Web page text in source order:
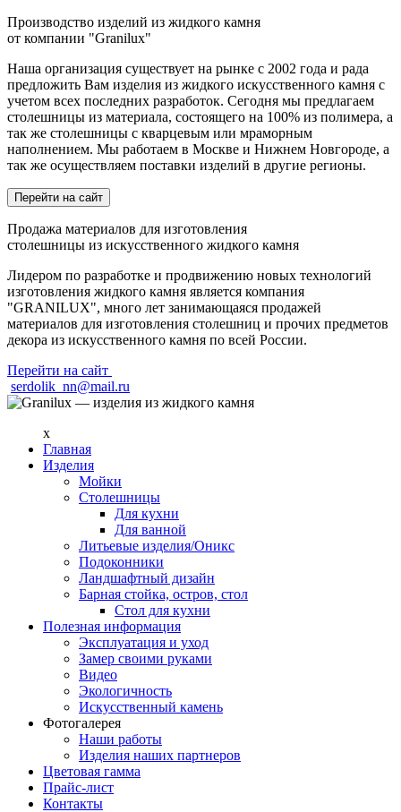
Производство изделий из жидкого камня
от компании "Granilux"
Наша организация существует на рынке с 2002 года и рада
предложить Вам изделия из жидкого искусственного камня с
учетом всех последних разработок. Сегодня мы предлагаем
столешницы из материала, состоящего на 100% из полимера, а
так же столешницы с кварцевым или мраморным
наполнением. Мы работаем в Москве и Нижнем Новгороде, а
так же осуществляем поставки изделий в другие регионы.
Перейти на сайт
Продажа материалов для изготовления
столешницы из искусственного жидкого камня
Лидером по разработке и продвижению новых технологий
изготовления жидкого камня является компания
"GRANILUX", много лет занимающаяся продажей
материалов для изготовления столешниц и прочих предметов
декора из искусственного камня по всей России.
Перейти на сайт
serdolik_nn@mail.ru
x
Главная
Изделия
Мойки
Столешницы
Для кухни
Для ванной
Литьевые изделия/Оникс
Подоконники
Ландшафтный дизайн
Барная стойка, остров, стол
Стол для кухни
Полезная информация
Эксплуатация и уход
Замер своими руками
Видео
Экологичность
Искусственный камень
Фотогалерея
Наши работы
Изделия наших партнеров
Цветовая гамма
Прайс-лист
Контакты